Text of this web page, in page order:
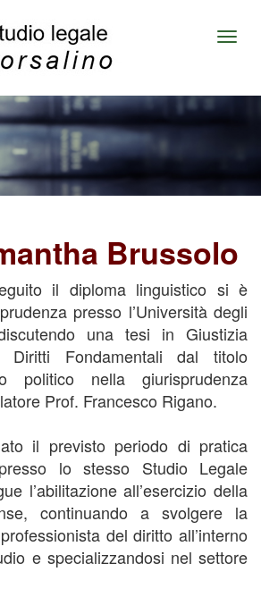
Brussolo
il diploma linguistico si è
presso l’Università degli
una tesi in Giustizia
Diritti Fondamentali dal titolo
politico nella giurisprudenza
Prof. Francesco Rigano.
il previsto periodo di pratica
lo stesso Studio Legale
l’abilitazione all’esercizio della
continuando a svolgere la
del diritto all’interno
e specializzandosi nel settore